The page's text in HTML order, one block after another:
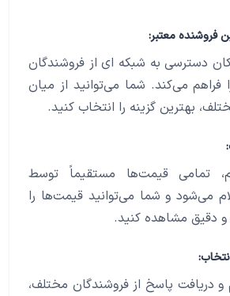
فروشنده معتبر:
دسترسی به شبکه ای از فروشندگان
سیاه 90 را فراهم می‌کند. شما می‌توانید از میان
بهترین گزینه را انتخاب کنید.
تمامی قیمت‌ها مستقیماً توسط
می‌شود و شما می‌توانید قیمت‌ها را
دقیق مشاهده کنید.
و دریافت پاسخ از فروشندگان مختلف،